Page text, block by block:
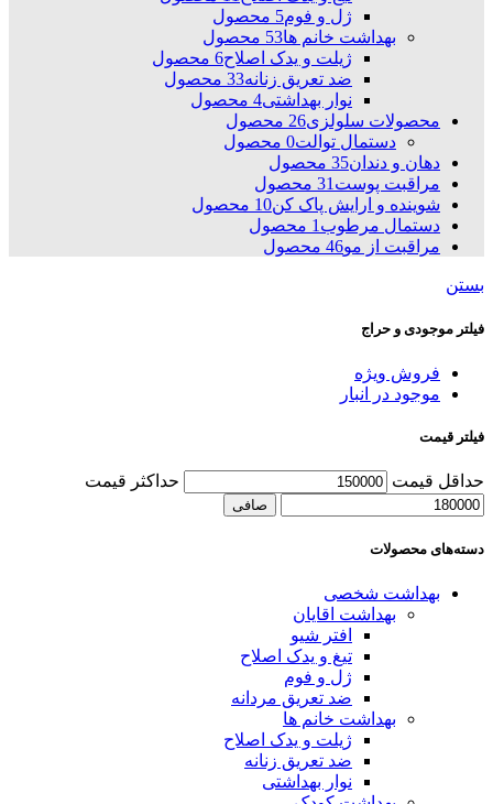
ژل و فوم5 محصول
بهداشت خانم ها53 محصول
ژیلت و یدک اصلاح6 محصول
ضد تعریق زنانه33 محصول
نوار بهداشتی4 محصول
محصولات سلولزی26 محصول
دستمال توالت0 محصول
دهان و دندان35 محصول
مراقبت پوست31 محصول
شوینده و ارایش پاک کن10 محصول
دستمال مرطوب1 محصول
مراقبت از مو46 محصول
بستن
فیلتر موجودی و حراج
فروش ویژه
موجود در انبار
فیلتر قیمت
حداقل قیمت حداكثر قيمت
صافی
دسته‌های محصولات
بهداشت شخصی
بهداشت اقایان
افتر شیو
تیغ و یدک اصلاح
ژل و فوم
ضد تعریق مردانه
بهداشت خانم ها
ژیلت و یدک اصلاح
ضد تعریق زنانه
نوار بهداشتی